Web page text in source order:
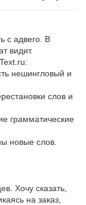
с адвего. В
видит.
нешингловый и
слов и
грамматические
новые слов.
Хочу сказать,
на заказ,